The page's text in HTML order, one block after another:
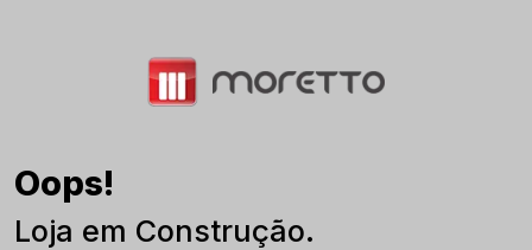
Oops!
Loja em Construção.